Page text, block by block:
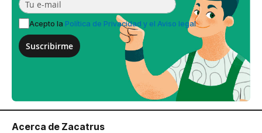
Acepto la Política de Privacidad y el Aviso legal
Suscribirme
Acerca de Zacatrus